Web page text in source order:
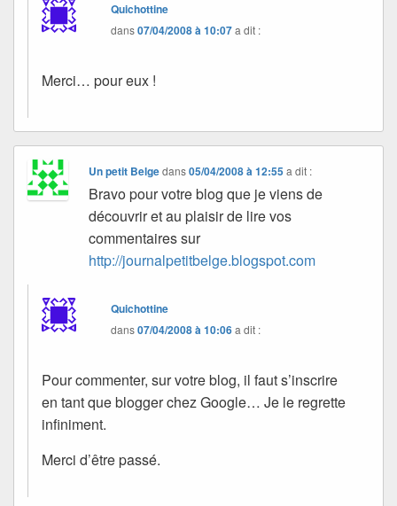
Quichottine
dans07/04/2008 à 10:07a dit :
Merci… pour eux !
Un petit Belgedans05/04/2008 à 12:55 a dit :
Bravo pour votre blog que je viens de
découvrir et au plaisir de lire vos
commentaires sur
http://journalpetitbelge.blogspot.com
Quichottine
dans07/04/2008 à 10:06a dit :
Pour commenter, sur votre blog, il faut s’inscrire
en tant que blogger chez Google… Je le regrette
infiniment.
Merci d’être passé.